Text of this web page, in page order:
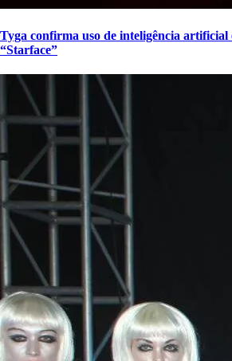
Tyga confirma uso de inteligência artificial
“Starface”